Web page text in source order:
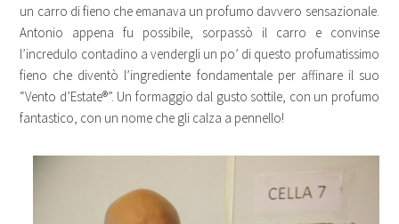
un carro di fieno che emanava un profumo davvero sensazionale.
Antonio appena fu possibile, sorpassò il carro e convinse
l’incredulo contadino a vendergli un po’ di questo profumatissimo
fieno che diventò l’ingrediente fondamentale per affinare il suo
“Vento d’Estate®”. Un formaggio dal gusto sottile, con un profumo
fantastico, con un nome che gli calza a pennello!